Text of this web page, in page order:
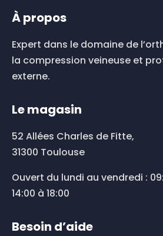
À propos
Expert dans le domaine de
la compression veineuse et
externe.
Le magasin
52 Allées Charles de Fitte,
31300 Toulouse
Ouvert du lundi au vendredi :
14:00 à 18:00
Besoin d’aide